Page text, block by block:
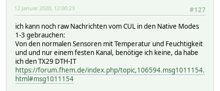
#127
12 Januar 2020, 12:00:23
ich kann noch raw Nachrichten vom CUL in den Native Modes
1-3 gebrauchen:
Von den normalen Sensoren mit Temperatur und Feuchtigkeit
und und nur einem festen Kanal, benötige ich keine, da habe
ich den TX29 DTH-IT
https://forum.fhem.de/index.php/topic,106594.msg1011154.
html#msg1011154